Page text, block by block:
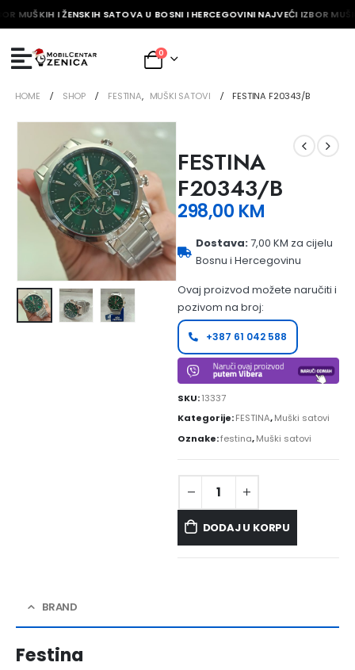
MUŠKIH I ŽENSKIH SATOVA U BOSNI I HERCEGOVINI NAJVEĆI IZBOR
0
HOME SHOP FESTINA, MUŠKI SATOVI FESTINA F20343/B
FESTINA
F20343/B
298,00 KM
Dostava:7,00 KM za cijelu
Bosnu i Hercegovinu
Ovaj proizvod možete naručiti i
pozivom na broj:
+387 61 042 588
SKU:13337
Kategorije:FESTINA,Muški satovi
Oznake:festina,Muški satovi
DODAJ U KORPU
BRAND
Festina